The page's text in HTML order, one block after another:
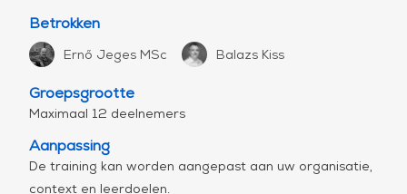
Als training op locatie niet haalbaar is, kunnen
we een live, interactieve online (virtuele) of
hybride training aanbieden. Het
standaardprogramma met een inhoud van 3
dagen kan ook in 5 halve dagen worden
Benieuwd hoe je de return-on-investment
(ROI) van secure coding-trainingen kunt
Betrokken
Ernő Jeges MSc Balazs Kiss
Groepsgrootte
Maximaal 12 deelnemers
Aanpassing
De training kan worden aangepast aan uw organisatie,
context en leerdoelen.